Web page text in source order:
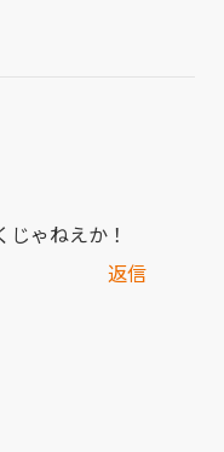
ゃねえか！
返信